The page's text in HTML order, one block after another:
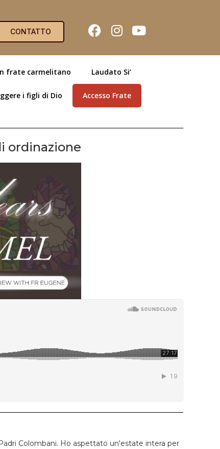
CONTATTO
frate carmelitano Laudato Si’
i figli di Dio Accesso Frate
ordinazione
Colombani. Ho aspettato un'estate intera per